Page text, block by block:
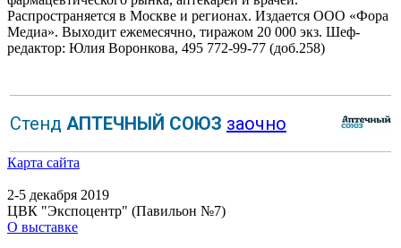
Распространяется в Москве и регионах. Издается ООО «Фора
Медиа». Выходит ежемесячно, тиражом 20 000 экз. Шеф-
редактор: Юлия Воронкова, 495 772-99-77 (доб.258)
Стенд АПТЕЧНЫЙ СОЮЗ заочно
Карта сайта
2-5 декабря 2019
ЦВК "Экспоцентр" (Павильон №7)
О выставке